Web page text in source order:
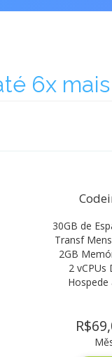
6x
30GB de
Transf
2GB
2 vCPUs
Hospede